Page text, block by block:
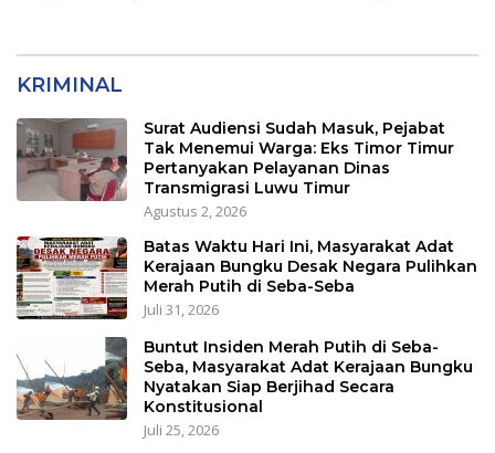
KRIMINAL
Surat Audiensi Sudah Masuk, Pejabat
Tak Menemui Warga: Eks Timor Timur
Pertanyakan Pelayanan Dinas
Transmigrasi Luwu Timur
Agustus 2, 2026
Batas Waktu Hari Ini, Masyarakat Adat
Kerajaan Bungku Desak Negara Pulihkan
Merah Putih di Seba-Seba
Juli 31, 2026
Buntut Insiden Merah Putih di Seba-
Seba, Masyarakat Adat Kerajaan Bungku
Nyatakan Siap Berjihad Secara
Konstitusional
Juli 25, 2026